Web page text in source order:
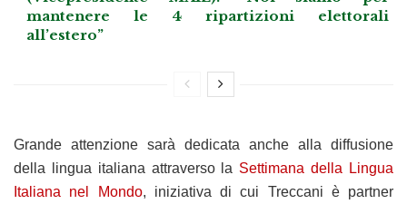
mantenere le 4 ripartizioni elettorali
all’estero”
Grande attenzione sarà dedicata anche alla diffusione
della lingua italiana attraverso la Settimana della Lingua
Italiana nel Mondo, iniziativa di cui Treccani è partner